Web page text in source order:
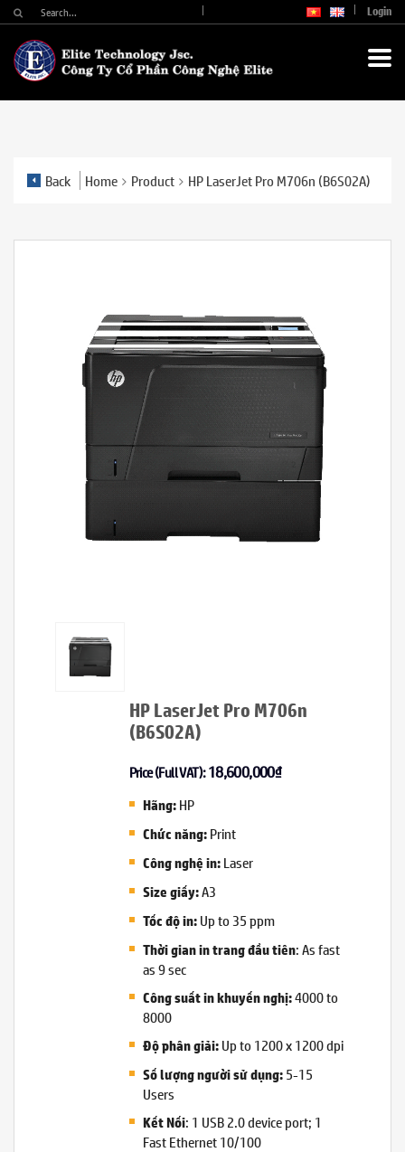
Login
Back Home Product HP LaserJet Pro M706n (B6S02A)
HP LaserJet Pro M706n
(B6S02A)
Price (Full VAT):18,600,000₫
Hãng:HP
Chức năng:Print
Công nghệ in:Laser
Size giấy:A3
Tốc độ in:Up to 35 ppm
Thời gian in trang đầu tiên: As fast
as 9 sec
Công suất in khuyến nghị:4000 to
8000
Độ phân giải:Up to 1200 x 1200 dpi
Số lượng người sử dụng:5-15
Users
Kết Nối: 1 USB 2.0 device port; 1
Fast Ethernet 10/100